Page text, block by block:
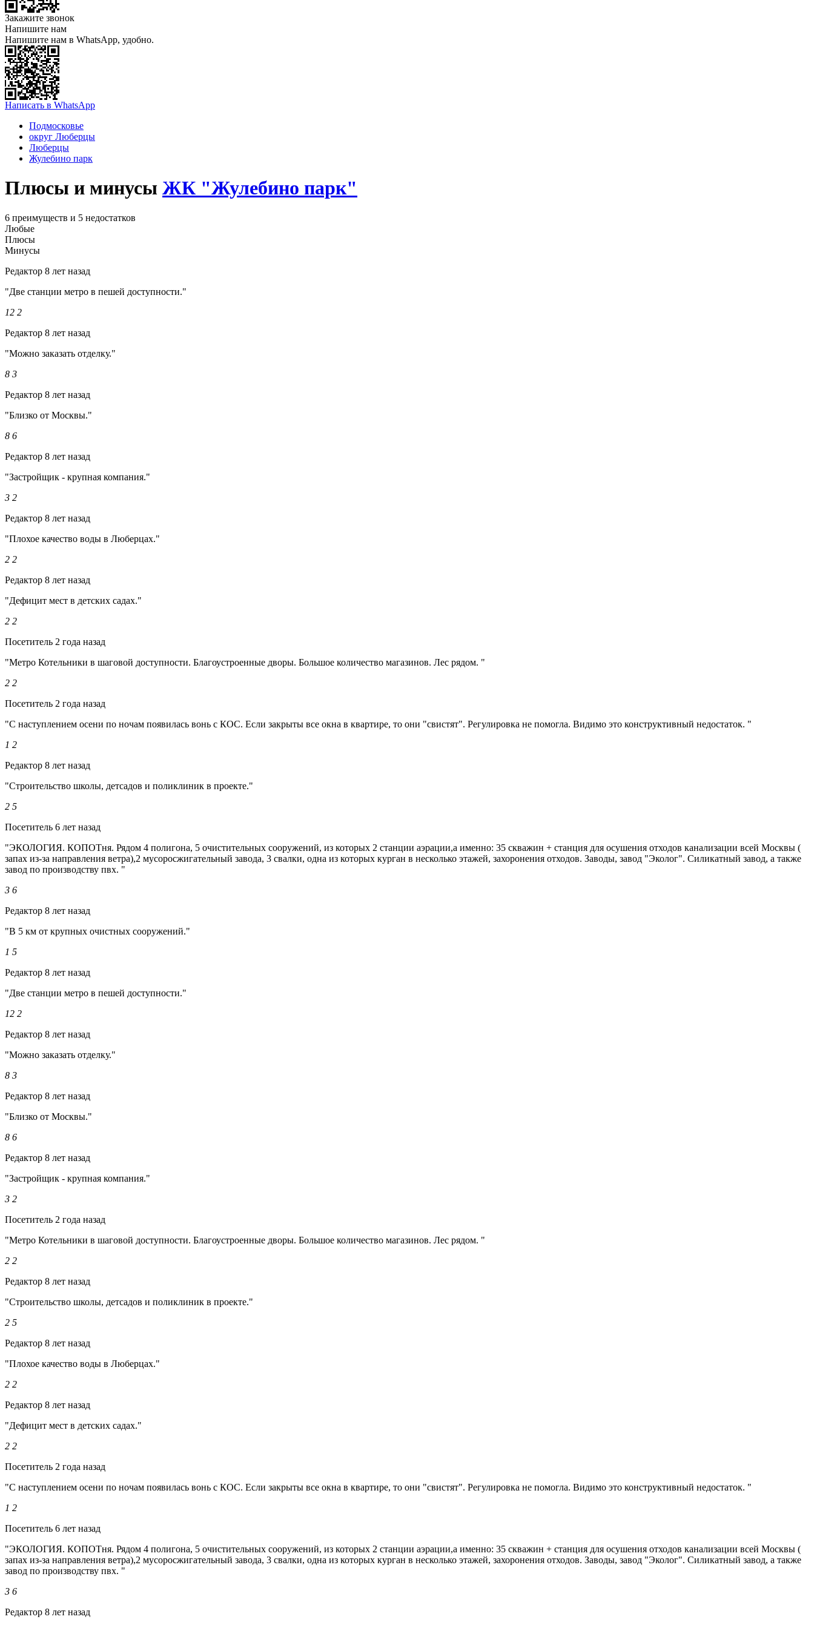
Закажите звонок
Напишите нам
Напишите нам в WhatsApp, удобно.
Написать в WhatsApp
Подмосковье
округ Люберцы
Люберцы
Жулебино парк
Плюсы и минусы ЖК "Жулебино парк"
6 преимуществ и 5 недостатков
Любые
Плюсы
Минусы
Редактор 8 лет назад
"Две станции метро в пешей доступности."
12 2
Редактор 8 лет назад
"Можно заказать отделку."
8 3
Редактор 8 лет назад
"Близко от Москвы."
8 6
Редактор 8 лет назад
"Застройщик - крупная компания."
3 2
Редактор 8 лет назад
"Плохое качество воды в Люберцах."
2 2
Редактор 8 лет назад
"Дефицит мест в детских садах."
2 2
Посетитель 2 года назад
"Метро Котельники в шаговой доступности. Благоустроенные дворы. Большое количество магазинов. Лес рядом. "
2 2
Посетитель 2 года назад
"С наступлением осени по ночам появилась вонь с КОС. Если закрыты все окна в квартире, то они "свистят". Регулировка не помогла. Видимо это конструктивный недостаток. "
1 2
Редактор 8 лет назад
"Строительство школы, детсадов и поликлиник в проекте."
2 5
Посетитель 6 лет назад
"ЭКОЛОГИЯ. КОПОТня. Рядом 4 полигона, 5 очистительных сооружений, из которых 2 станции аэрации,а именно: 35 скважин + станция для осушения отходов канализации всей Москвы (
запах из-за направления ветра),2 мусоросжигательный завода, 3 свалки, одна из которых курган в несколько этажей, захоронения отходов. Заводы, завод "Эколог". Силикатный завод, а также
завод по производству пвх. "
3 6
Редактор 8 лет назад
"В 5 км от крупных очистных сооружений."
1 5
Редактор 8 лет назад
"Две станции метро в пешей доступности."
12 2
Редактор 8 лет назад
"Можно заказать отделку."
8 3
Редактор 8 лет назад
"Близко от Москвы."
8 6
Редактор 8 лет назад
"Застройщик - крупная компания."
3 2
Посетитель 2 года назад
"Метро Котельники в шаговой доступности. Благоустроенные дворы. Большое количество магазинов. Лес рядом. "
2 2
Редактор 8 лет назад
"Строительство школы, детсадов и поликлиник в проекте."
2 5
Редактор 8 лет назад
"Плохое качество воды в Люберцах."
2 2
Редактор 8 лет назад
"Дефицит мест в детских садах."
2 2
Посетитель 2 года назад
"С наступлением осени по ночам появилась вонь с КОС. Если закрыты все окна в квартире, то они "свистят". Регулировка не помогла. Видимо это конструктивный недостаток. "
1 2
Посетитель 6 лет назад
"ЭКОЛОГИЯ. КОПОТня. Рядом 4 полигона, 5 очистительных сооружений, из которых 2 станции аэрации,а именно: 35 скважин + станция для осушения отходов канализации всей Москвы (
запах из-за направления ветра),2 мусоросжигательный завода, 3 свалки, одна из которых курган в несколько этажей, захоронения отходов. Заводы, завод "Эколог". Силикатный завод, а также
завод по производству пвх. "
3 6
Редактор 8 лет назад